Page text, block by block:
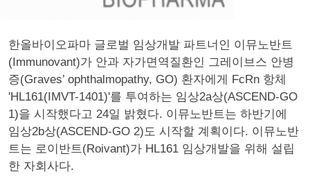
한올바이오파마 글로벌 임상개발 파트너인 이뮤노반트
(Immunovant)가 안과 자가면역질환인 그레이브스 안병
증(Graves’ ophthalmopathy, GO) 환자에게 FcRn 항체
'HL161(IMVT-1401)'를 투여하는 임상2a상(ASCEND-GO
1)을 시작했다고 24일 밝혔다. 이뮤노반트는 하반기에
임상2b상(ASCEND-GO 2)도 시작할 계획이다. 이뮤노반
트는 로이반트(Roivant)가 HL161 임상개발을 위해 설립
한 자회사다.